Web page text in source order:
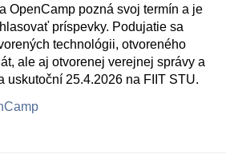
OpenCamp pozná svoj termín a je
príspevky. Podujatie sa
technológii, otvoreného
ale aj otvorenej verejnej správy a
uskutoční 25.4.2026 na FIIT STU.